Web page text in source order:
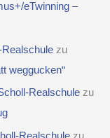
eTwinning –
zu
weggucken“
Realschule zu